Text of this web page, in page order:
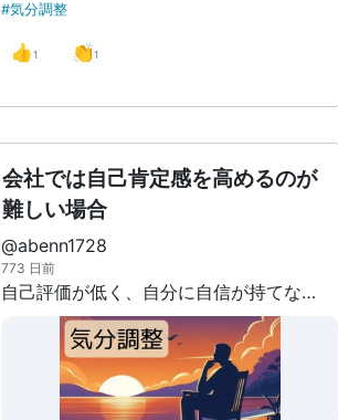
況を知らなければ「何だこれ…」と驚いて
しまう絵面になってしまいました(笑) 気を
たわけです。 この一連の流れに感銘を受
けた私は以降、コトの結果よりも、その過
た。 ということで、落ち込みがちな皆さ
んも、まずは「自分の今まで取ってきた選
択、努力を無理やりにでも褒める」ところ
から始めてみるといいかもしれません。
#気分調整
👍1 👏1
会社では自己肯定感を高めるのが
難しい場合
@abenn1728
773 日前
自己評価が低く、自分に自信が持てなくなり、過度な自己批判や否定的な考えが頭から離れなくなり、次の一歩が踏み出せない。また、会社ではこれ以上仕事を与えられず、自己肯定感を高めるための対応ができないと言われた(-_-;)